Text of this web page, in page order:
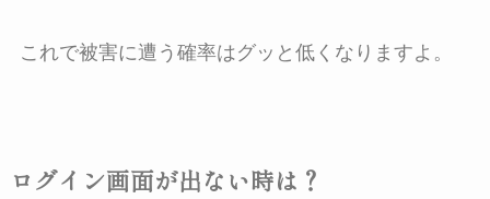
これで被害に遭う確率はグッと低くなりますよ。
ログイン画面が出ない時は？